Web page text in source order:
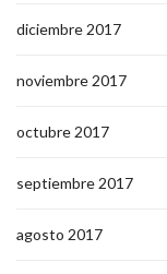
diciembre 2017
noviembre 2017
octubre 2017
septiembre 2017
agosto 2017